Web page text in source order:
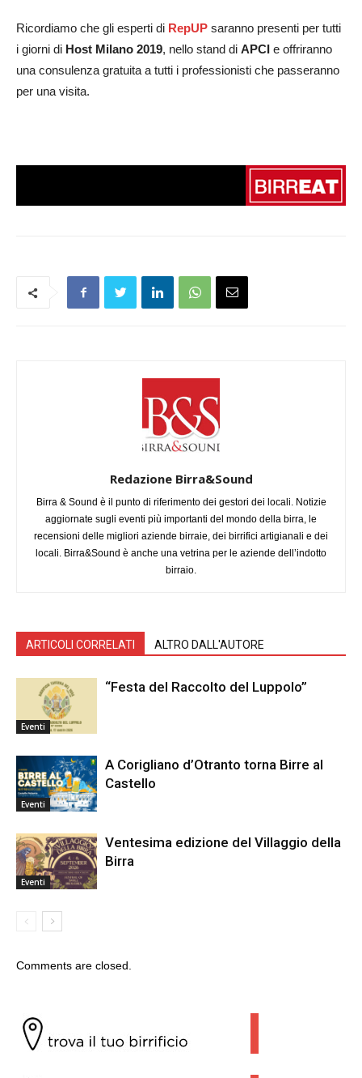
Ricordiamo che gli esperti di RepUP saranno presenti per tutti
i giorni di Host Milano 2019, nello stand di APCI e offriranno
una consulenza gratuita a tutti i professionisti che passeranno
per una visita.
Redazione Birra&Sound
Birra & Sound è il punto di riferimento dei gestori dei locali. Notizie
aggiornate sugli eventi più importanti del mondo della birra, le
recensioni delle migliori aziende birraie, dei birrifici artigianali e dei
locali. Birra&Sound è anche una vetrina per le aziende dell’indotto
birraio.
ARTICOLI CORRELATI ALTRO DALL'AUTORE
Eventi
“Festa del Raccolto del Luppolo”
Eventi
A Corigliano d’Otranto torna Birre al
Castello
Eventi
Ventesima edizione del Villaggio della
Birra
Comments are closed.